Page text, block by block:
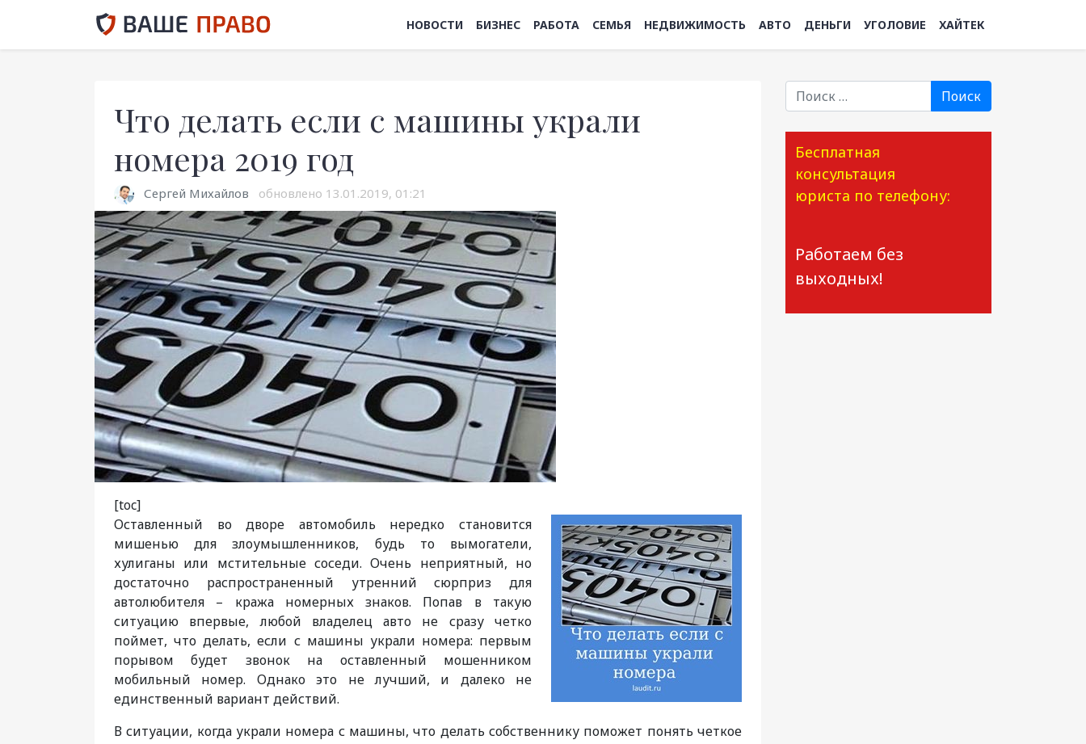
НОВОСТИ БИЗНЕС РАБОТА СЕМЬЯ НЕДВИЖИМОСТЬ АВТО ДЕНЬГИ УГОЛОВИЕ ХАЙТЕК
Что делать если с машины украли
номера 2019 год
Сергей Михайлов обновлено 13.01.2019, 01:21
[toc]
Оставленный во дворе автомобиль нередко становится
мишенью для злоумышленников, будь то вымогатели,
хулиганы или мстительные соседи. Очень неприятный, но
достаточно распространенный утренний сюрприз для
автолюбителя – кража номерных знаков. Попав в такую
ситуацию впервые, любой владелец авто не сразу четко
поймет, что делать, если с машины украли номера: первым
порывом будет звонок на оставленный мошенником
мобильный номер. Однако это не лучший, и далеко не
единственный вариант действий.
В ситуации, когда украли номера с машины, что делать собственнику поможет понять четкое
Поиск
Бесплатная
консультация
юриста по телефону:
Работаем без
выходных!